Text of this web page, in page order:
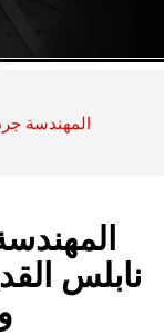
نابلس